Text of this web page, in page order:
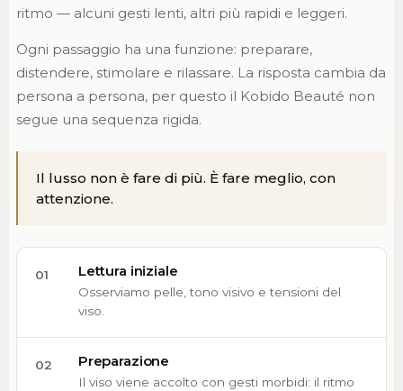
ritmo — alcuni gesti lenti, altri più rapidi e leggeri.
Ogni passaggio ha una funzione: preparare,
distendere, stimolare e rilassare. La risposta cambia da
persona a persona, per questo il Kobido Beauté non
segue una sequenza rigida.
Il lusso non è fare di più. È fare meglio, con
attenzione.
01 Lettura iniziale
Osserviamo pelle, tono visivo e tensioni del
viso.
02 Preparazione
Il viso viene accolto con gesti morbidi: il ritmo